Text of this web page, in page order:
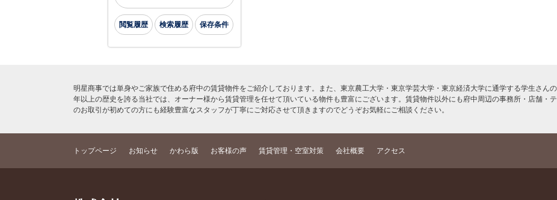
閲覧履歴 検索履歴 保存条件
明星商事では単身やご家族で住める府中の賃貸物件をご紹介しております。また、東京農工大学・東京学芸大学・東京経済大学に通学する学生さん
年以上の歴史を誇る当社では、オーナー様から賃貸管理を任せて頂いている物件も豊富にございます。賃貸物件以外にも府中周辺の事務所・店舗・
のお取引が初めての方にも経験豊富なスタッフが丁寧にご対応させて頂きますのでどうぞお気軽にご相談ください。
トップページ お知らせ かわら版 お客様の声 賃貸管理・空室対策 会社概要 アクセス